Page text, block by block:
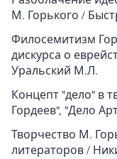
М. Горького /
Филосемитизм
дискурса о
Уральский М.Л.
Концепт "дело" в
Гордеев", "Дело
Творчество М.
литераторов /